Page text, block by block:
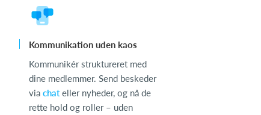
Kommunikation uden kaos
Kommunikér struktureret med
dine medlemmer. Send beskeder
via chateller nyheder, og nå de
rette hold og roller – uden